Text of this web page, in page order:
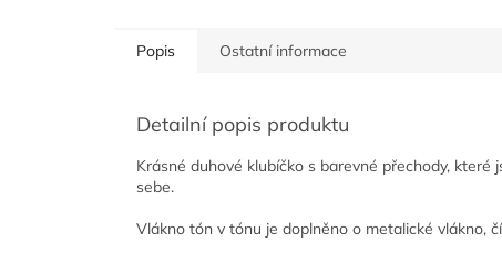
Popis Ostatní informace
Detailní popis produktu
Krásné duhové klubíčko s barevné přechody,
sebe.
Vlákno tón v tónu je doplněno o metalické vlákno,